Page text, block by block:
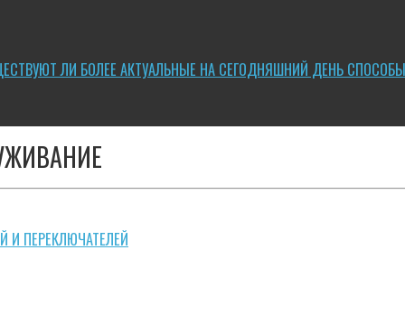
ЛИ БОЛЕЕ АКТУАЛЬНЫЕ НА СЕГОДНЯШНИЙ ДЕНЬ
И ПЕРЕКЛЮЧАТЕЛЕЙ